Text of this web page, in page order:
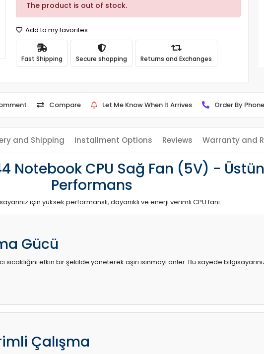
The product is out of stock.
Add to my favorites
Fast Shipping Secure shopping Returns and Exchanges
Compare Let Me Know When İt Arrives Order By Phone
and Shipping Installment Options Reviews Warranty and
Notebook CPU Sağ Fan (5V) -
Performans
için yüksek performanslı, dayanıklı ve enerji verimli CPU fanı.
Gücü
etkin bir şekilde yöneterek aşırı ısınmayı önler. Bu sayede
Çalışma